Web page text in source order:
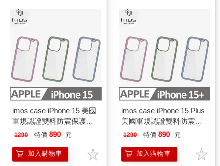
imos case iPhone 15 美國
軍規認證雙料防震保護殼
彩框
1290 特價 890 元
加入購物車
imos case iPhone 15 Plus
美國軍規認證雙料防震保
護殼 彩框
1290 特價 890 元
加入購物車